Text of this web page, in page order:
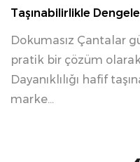
Taşınabilirlikle
Dokumasız Çantalar
pratik bir çözüm
Dayanıklılığı hafif
marke...